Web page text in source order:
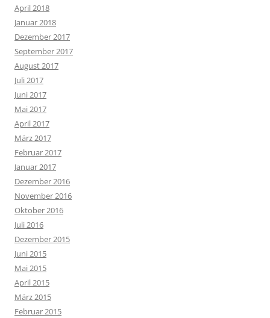
April 2018
Januar 2018
Dezember 2017
September 2017
August 2017
Juli 2017
Juni 2017
Mai 2017
April 2017
März 2017
Februar 2017
Januar 2017
Dezember 2016
November 2016
Oktober 2016
Juli 2016
Dezember 2015
Juni 2015
Mai 2015
April 2015
März 2015
Februar 2015